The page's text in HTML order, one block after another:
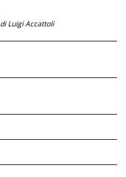
di Luigi Accattoli